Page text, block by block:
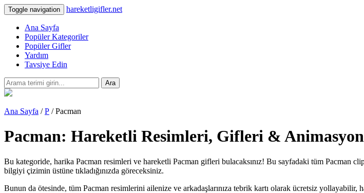
Toggle navigation hareketligifler.net
Ana Sayfa
Popüler Kategoriler
Popüler Gifler
Yardım
Tavsiye Edin
Ara
Ana Sayfa /P / Pacman
Pacman: Hareketli Resimleri, Gifleri &
Bu kategoride, harika Pacman resimleri ve hareketli Pacman gifleri bulacaksınız! Bu sayfadaki tüm Pacman
bilgiyi çizimin üstüne tıkladığınızda göreceksiniz.
Bunun da ötesinde, tüm Pacman resimlerini ailenize ve arkadaşlarınıza tebrik kartı olarak ücretsiz yollayabilir,